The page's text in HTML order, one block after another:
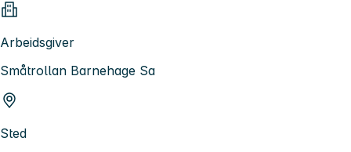
Arbeidsgiver
Småtrollan Barnehage Sa
Sted